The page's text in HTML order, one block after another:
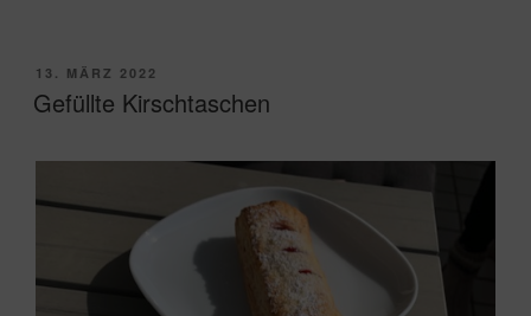
VERÖFFENTLICHT
AM
13. MÄRZ 2022
Gefüllte Kirschtaschen